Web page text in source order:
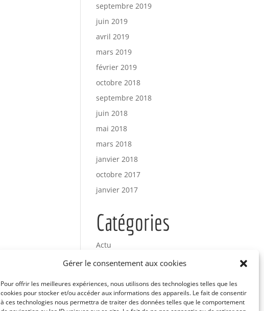
Gérer le consentement aux cookies
Pour offrir les meilleures expériences, nous utilisons des technologies telles que les
cookies pour stocker et/ou accéder aux informations des appareils. Le fait de consentir
à ces technologies nous permettra de traiter des données telles que le comportement
septembre 2019
juin 2019
avril 2019
mars 2019
février 2019
octobre 2018
septembre 2018
juin 2018
mai 2018
mars 2018
janvier 2018
octobre 2017
janvier 2017
Catégories
Actu
Uncategorized
Méta